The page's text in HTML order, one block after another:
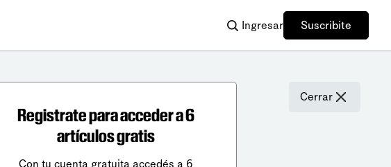
Ingresar Suscribite
Cerrar
Registrate para acceder a 6
artículos gratis
Con tu cuenta gratuita accedés a 6